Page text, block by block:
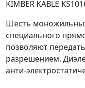
KIMBER KABLE
Шесть
специального
позволяют
разрешением.
анти-